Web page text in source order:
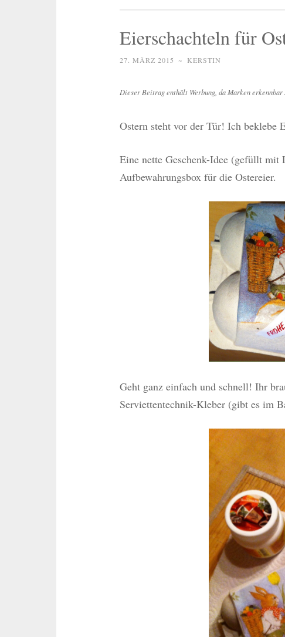
Eierschachteln für
27. MÄRZ 2015 ~ KERSTIN
Dieser Beitrag enthält Werbung, da Marken erkennbar
Ostern steht vor der Tür! Ich beklebe
Eine nette Geschenk-Idee (gefüllt mit
Aufbewahrungsbox für die Ostereier.
Geht ganz einfach und schnell! Ihr
Serviettentechnik-Kleber (gibt es im